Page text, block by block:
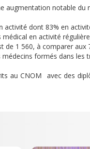
notable du
activité dont 83% en
en activité
de 1 560, à comparer
formés dans les
au CNOM avec des